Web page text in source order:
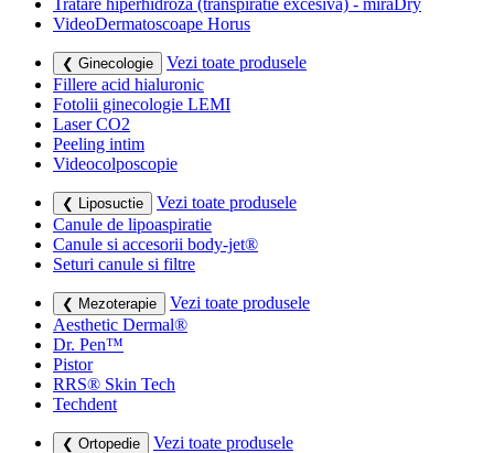
VideoDermatoscoape Horus
❮ Ginecologie
Vezi toate produsele
Fillere acid hialuronic
Fotolii ginecologie LEMI
Laser CO2
Peeling intim
Videocolposcopie
❮ Liposuctie
Vezi toate produsele
Canule de lipoaspiratie
Canule si accesorii body-jet®
Seturi canule si filtre
❮ Mezoterapie
Vezi toate produsele
Aesthetic Dermal®
Dr. Pen™
Pistor
RRS® Skin Tech
Techdent
❮ Ortopedie
Vezi toate produsele